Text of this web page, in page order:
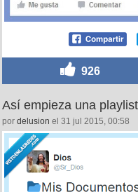
926
Así empieza una
por delusion el 31 jul 2015, 00:58